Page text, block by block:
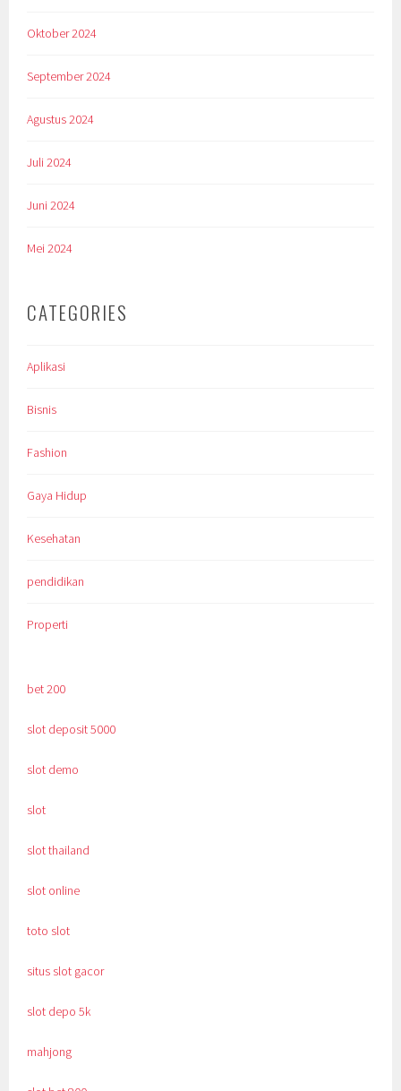
Oktober 2024
September 2024
Agustus 2024
Juli 2024
Juni 2024
Mei 2024
CATEGORIES
Aplikasi
Bisnis
Fashion
Gaya Hidup
Kesehatan
pendidikan
Properti
bet 200
slot deposit 5000
slot demo
slot
slot thailand
slot online
toto slot
situs slot gacor
slot depo 5k
mahjong